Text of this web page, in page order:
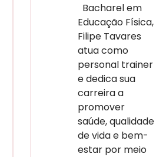
Bacharel em
Educação Física,
Filipe Tavares
atua como
personal trainer
e dedica sua
carreira a
promover
saúde, qualidade
de vida e bem-
estar por meio